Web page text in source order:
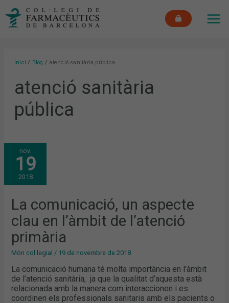
Inici Blog atenció sanitària pública
atenció sanitària
pública
nov.
19
2018
La comunicació, un aspecte
clau en l’àmbit de l’atenció
primària
Món col·legial / 19 de novembre de 2018
La comunicació humana té molta importància en l’àmbit
de l’atenció sanitària, ja que la qualitat d’aquesta està
relacionada amb la manera com interaccionen i es
coordinen els professionals sanitaris amb els pacients o
LA
COMUNICACIÓ,
UN
ASPECTE
CLAU
EN
L’ÀMBIT
PRIMÀRIA